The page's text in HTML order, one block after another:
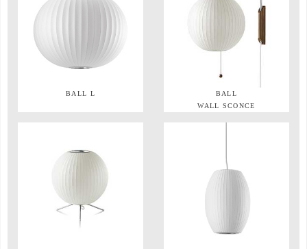
BALL L
BALL
WALL SCONCE